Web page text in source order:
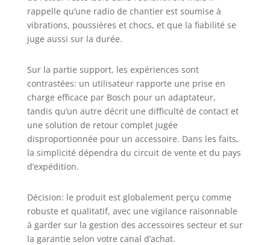
rappelle qu’une radio de chantier est soumise à
vibrations, poussières et chocs, et que la fiabilité se
juge aussi sur la durée.
Sur la partie support, les expériences sont
contrastées: un utilisateur rapporte une prise en
charge efficace par Bosch pour un adaptateur,
tandis qu’un autre décrit une difficulté de contact et
une solution de retour complet jugée
disproportionnée pour un accessoire. Dans les faits,
la simplicité dépendra du circuit de vente et du pays
d’expédition.
Décision: le produit est globalement perçu comme
robuste et qualitatif, avec une vigilance raisonnable
à garder sur la gestion des accessoires secteur et sur
la garantie selon votre canal d’achat.